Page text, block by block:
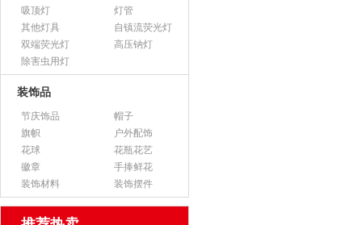
吸顶灯
灯管
其他灯具
自镇流荧光灯
双端荧光灯
高压钠灯
除害虫用灯
装饰品
节庆饰品
帽子
旗帜
户外配饰
花球
花瓶花艺
徽章
手捧鲜花
装饰材料
装饰摆件